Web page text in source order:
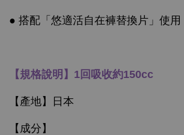
● 搭配「悠適活自在褲替換片」使
【規格說明】1回吸收約150cc
【產地】日本
【成分】